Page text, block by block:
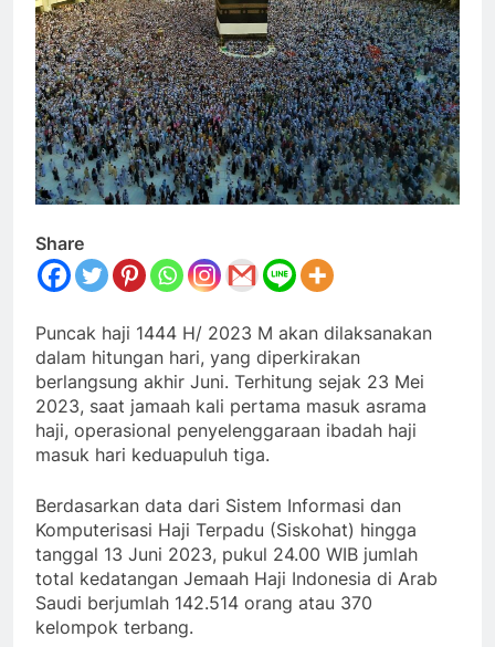
Share
Puncak haji 1444 H/ 2023 M akan dilaksanakan
dalam hitungan hari, yang diperkirakan
berlangsung akhir Juni. Terhitung sejak 23 Mei
2023, saat jamaah kali pertama masuk asrama
haji, operasional penyelenggaraan ibadah haji
masuk hari keduapuluh tiga.
Berdasarkan data dari Sistem Informasi dan
Komputerisasi Haji Terpadu (Siskohat) hingga
tanggal 13 Juni 2023, pukul 24.00 WIB jumlah
total kedatangan Jemaah Haji Indonesia di Arab
Saudi berjumlah 142.514 orang atau 370
kelompok terbang.